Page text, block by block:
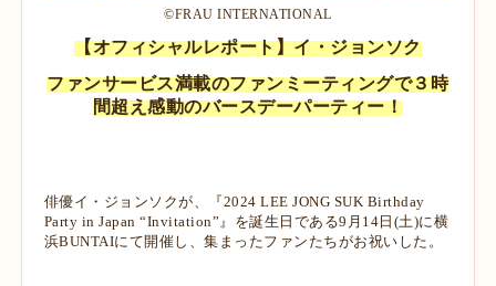
©︎FRAU INTERNATIONAL
【オフィシャルレポート】イ・ジョンソク
ファンサービス満載のファンミーティングで３時
間超え感動のバースデーパーティー！
俳優イ・ジョンソクが、『2024 LEE JONG SUK Birthday
Party in Japan “Invitation”』を誕生日である9月14日(土)に横
浜BUNTAIにて開催し、集まったファンたちがお祝いした。